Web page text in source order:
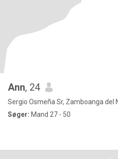
Ann, 24
Sergio Osmeña Sr, Zamboanga del
Søger: Mand 27 - 50